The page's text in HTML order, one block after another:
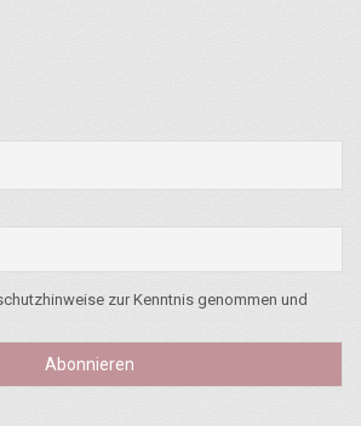
zur Kenntnis genommen und